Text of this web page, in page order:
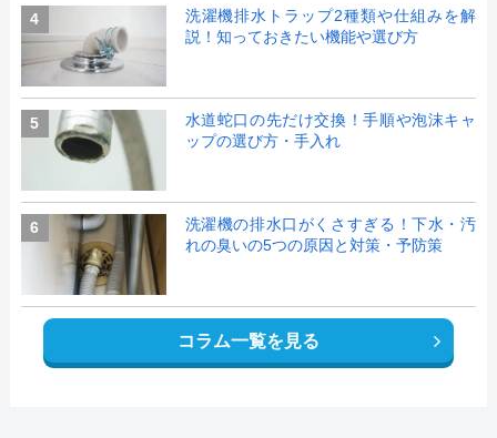
4
洗濯機排水トラップ2種類や仕組みを解
説！知っておきたい機能や選び方
5
水道蛇口の先だけ交換！手順や泡沫キャ
ップの選び方・手入れ
6
洗濯機の排水口がくさすぎる！下水・汚
れの臭いの5つの原因と対策・予防策
コラム一覧を見る